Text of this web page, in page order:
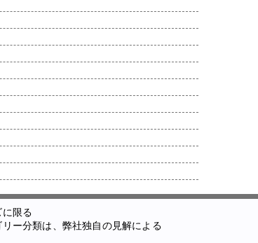
限る
ー分類は、弊社独自の見解による